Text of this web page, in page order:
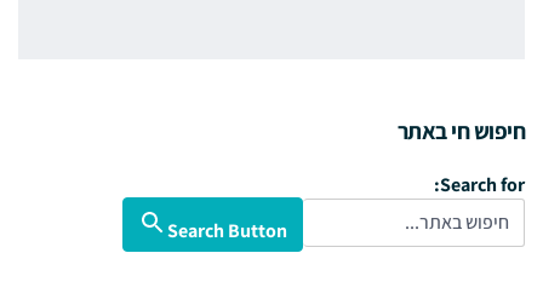
חיפוש חי באתר
Search for:
Search Button